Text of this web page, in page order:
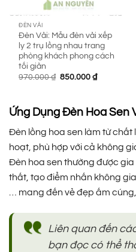
ĐÈN VẢI
Đèn Vải: Mẫu đèn vải xếp
ly 2 trụ lồng nhau trang
phòng khách phong cách
tối giản
970.000₫ Giá
850.000₫Giá
850.000 ₫.
Ứng Dụng Đèn Hoa Sen
Đèn lồng hoa sen làm từ chất
hoạt, phù hợp với cả không
Đèn hoa sen thường được
thất, tạo điểm nhấn không
… mang đến vẻ đẹp ấm
Liên quan đến
bạn đọc có thể